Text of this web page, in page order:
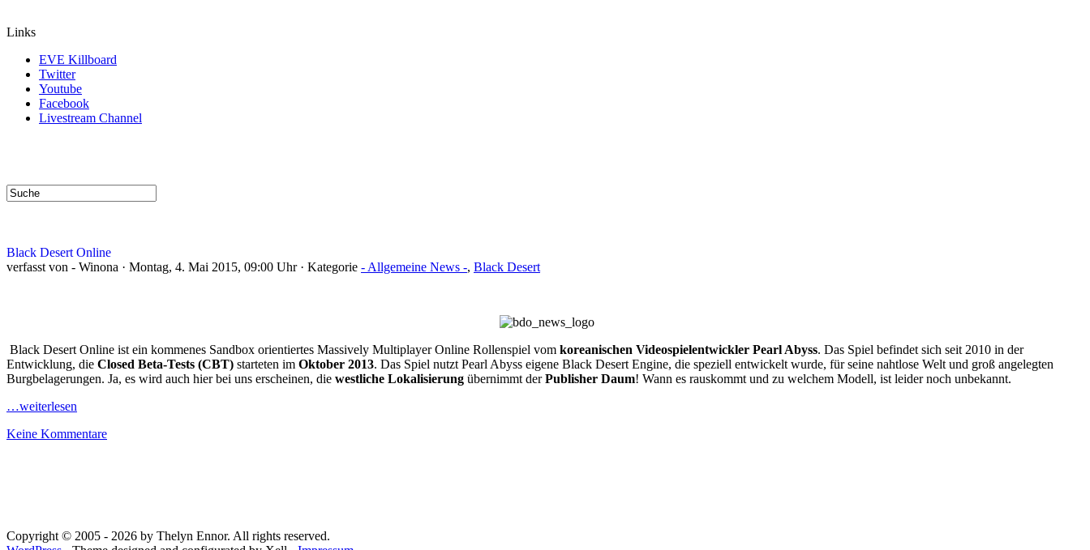
Links
EVE Killboard
Twitter
Youtube
Facebook
Livestream Channel
Black Desert Online
verfasst von - Winona · Montag, 4. Mai 2015, 09:00 Uhr · Kategorie - Allgemeine News -, Black Desert
Black Desert Online ist ein kommenes Sandbox orientiertes Massively Multiplayer Online Rollenspiel vom koreanischen Videospielentwickler Pearl Abyss. Das Spiel befindet sich seit 2010 in der
Entwicklung, die Closed Beta-Tests (CBT) starteten im Oktober 2013. Das Spiel nutzt Pearl Abyss eigene Black Desert Engine, die speziell entwickelt wurde, für seine nahtlose Welt und groß angelegten
Burgbelagerungen. Ja, es wird auch hier bei uns erscheinen, die westliche Lokalisierung übernimmt derPublisher Daum! Wann es rauskommt und zu welchem Modell, ist leider noch unbekannt.
…weiterlesen
Keine Kommentare
Copyright © 2005 - 2026 by Thelyn Ennor. All rights reserved.